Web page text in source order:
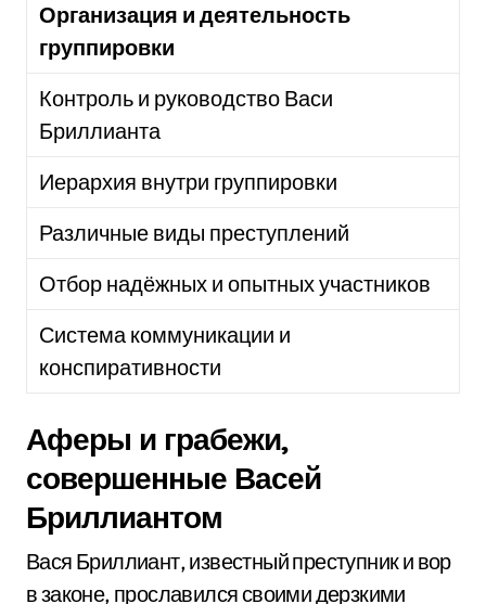
Организация и деятельность
группировки
Контроль и руководство Васи
Бриллианта
Иерархия внутри группировки
Различные виды преступлений
Отбор надёжных и опытных участников
Система коммуникации и
конспиративности
Аферы и грабежи,
совершенные Васей
Бриллиантом
Вася Бриллиант, известный преступник и вор
в законе, прославился своими дерзкими